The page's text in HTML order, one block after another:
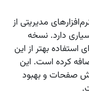
مدیریتی از
دارد. نسخه
استفاده بهتر از این
کرده است. این
صفحات و بهبود